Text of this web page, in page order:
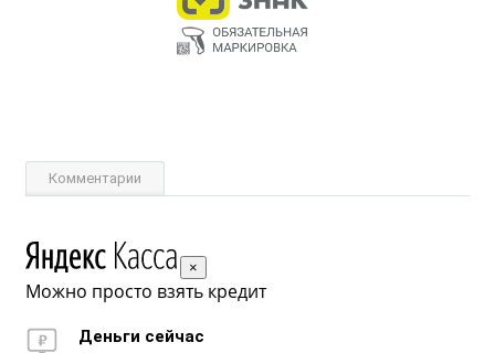
Комментарии
×
Можно просто взять кредит
Деньги сейчас